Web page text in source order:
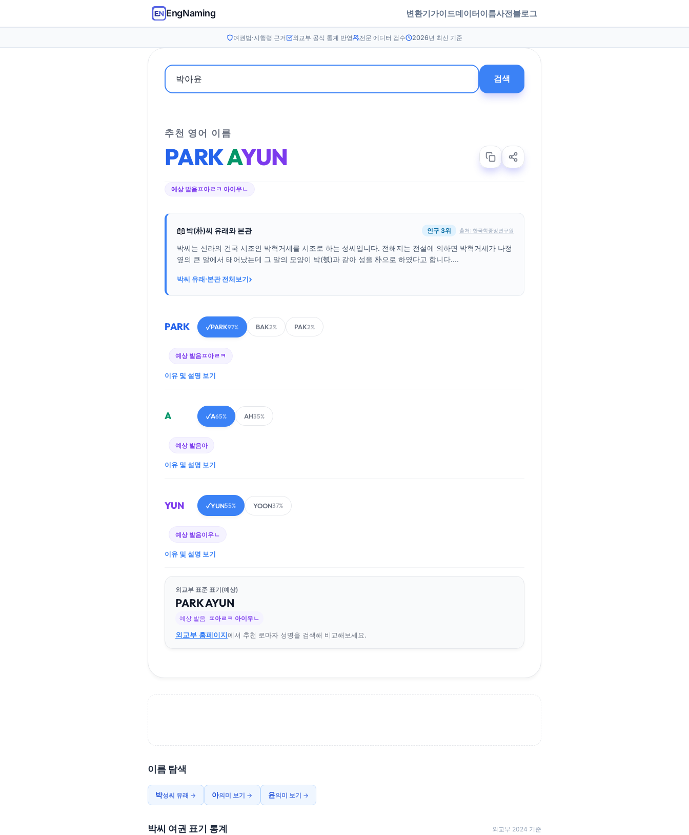
EngNaming 변환기가이드데이터이름사전블로그
여권법·시행령 근거 외교부 공식 통계 반영 전문 에디터 검수 2026년 최신 기준
검색
추천 영어 이름
PARKAYUN
예상 발음ㅍ아ㄹㅋ 아이우ㄴ
📖박(朴)씨 유래와 본관 인구 3위 출처: 한국학중앙연구원
박씨는 신라의 건국 시조인 박혁거세를 시조로 하는 성씨입니다. 전해지는 전설에 의하면 박혁거세가 나정
옆의 큰 알에서 태어났는데 그 알의 모양이 박(瓠)과 같아 성을 朴으로 하였다고 합니다....
박씨 유래·본관 전체보기›
PARK ✓PARK97% BAK2% PAK2%
예상 발음ㅍ아ㄹㅋ
이유 및 설명 보기
A ✓A65% AH35%
예상 발음아
이유 및 설명 보기
YUN ✓YUN55% YOON37%
예상 발음이우ㄴ
이유 및 설명 보기
외교부 표준 표기(예상)
PARKAYUN
예상 발음 ㅍ아ㄹㅋ 아이우ㄴ
외교부 홈페이지에서 추천 로마자 성명을 검색해 비교해보세요.
이름 탐색
박성씨 유래 → 아의미 보기 → 윤의미 보기 →
박씨 여권 표기 통계 외교부 2024 기준